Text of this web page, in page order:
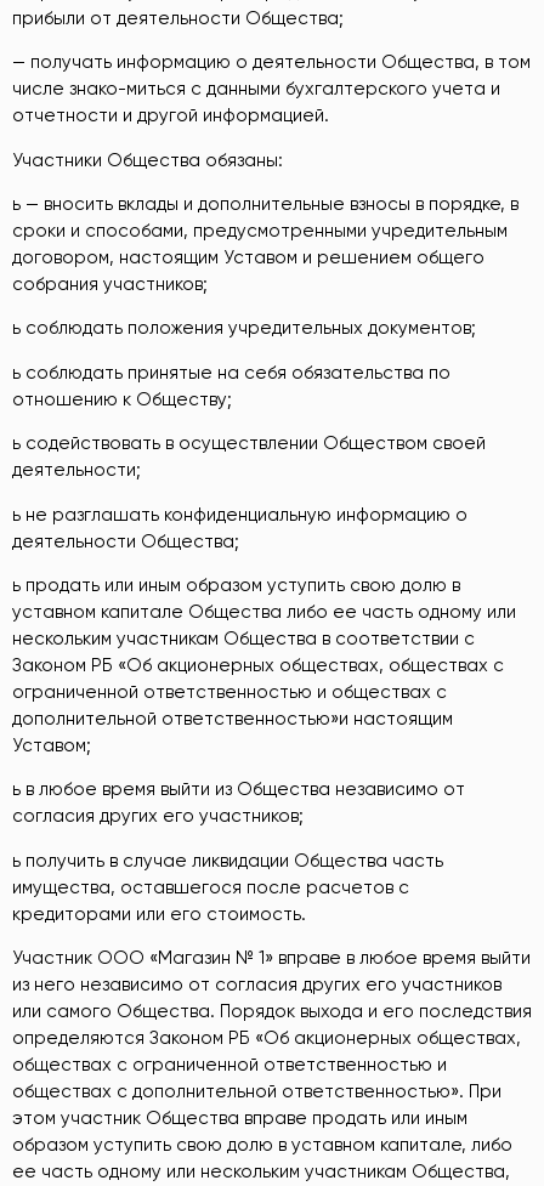
прибыли от деятельности Общества;
— получать информацию о деятельности Общества, в том
числе знако-миться с данными бухгалтерского учета и
отчетности и другой информацией.
Участники Общества обязаны:
ь — вносить вклады и дополнительные взносы в порядке, в
сроки и способами, предусмотренными учредительным
договором, настоящим Уставом и решением общего
собрания участников;
ь соблюдать положения учредительных документов;
ь соблюдать принятые на себя обязательства по
отношению к Обществу;
ь содействовать в осуществлении Обществом своей
деятельности;
ь не разглашать конфиденциальную информацию о
деятельности Общества;
ь продать или иным образом уступить свою долю в
уставном капитале Общества либо ее часть одному или
нескольким участникам Общества в соответствии с
Законом РБ «Об акционерных обществах, обществах с
ограниченной ответственностью и обществах с
дополнительной ответственностью»и настоящим
Уставом;
ь в любое время выйти из Общества независимо от
согласия других его участников;
ь получить в случае ликвидации Общества часть
имущества, оставшегося после расчетов с
кредиторами или его стоимость.
Участник ООО «Магазин № 1» вправе в любое время выйти
из него независимо от согласия других его участников
или самого Общества. Порядок выхода и его последствия
определяются Законом РБ «Об акционерных обществах,
обществах с ограниченной ответственностью и
обществах с дополнительной ответственностью». При
этом участник Общества вправе продать или иным
образом уступить свою долю в уставном капитале, либо
ее часть одному или нескольким участникам Общества,